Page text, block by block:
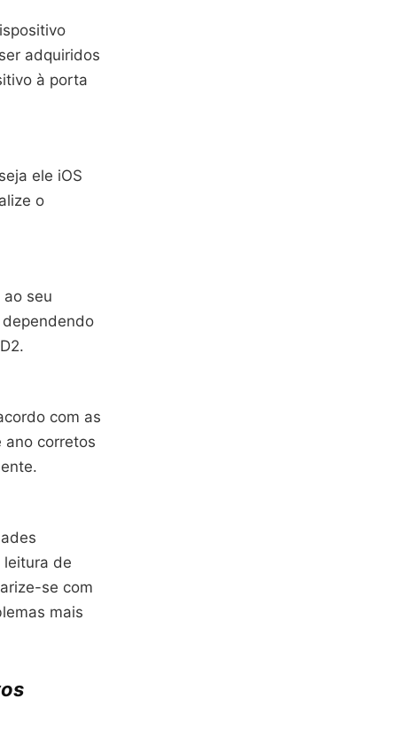
adquiridos
à porta
ele iOS
o
ao seu
com as
ano corretos
leitura de
se com
mais